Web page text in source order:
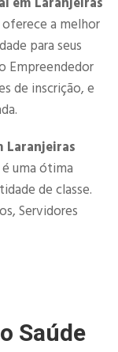
oferece a melhor
para seus
Empreendedor
de inscrição, e
Laranjeiras
uma ótima
de classe.
Servidores
Saúde